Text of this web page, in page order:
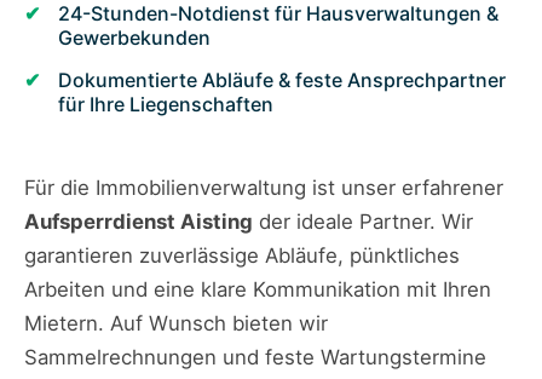
24-Stunden-Notdienst für Hausverwaltungen &
Gewerbekunden
Dokumentierte Abläufe & feste Ansprechpartner
für Ihre Liegenschaften
Für die Immobilienverwaltung ist unser erfahrener
Aufsperrdienst Aisting der ideale Partner. Wir
garantieren zuverlässige Abläufe, pünktliches
Arbeiten und eine klare Kommunikation mit Ihren
Mietern. Auf Wunsch bieten wir
Sammelrechnungen und feste Wartungstermine